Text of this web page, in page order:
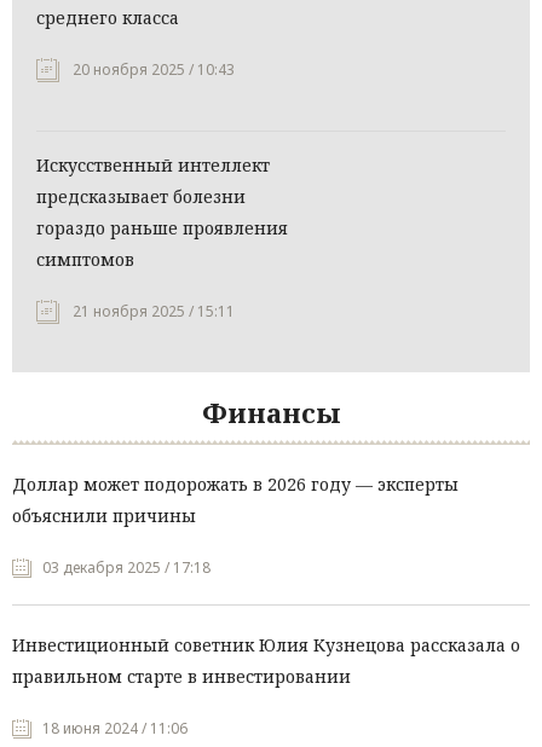
среднего класса
20 ноября 2025 / 10:43
Искусственный интеллект
предсказывает болезни
гораздо раньше проявления
симптомов
21 ноября 2025 / 15:11
Финансы
Доллар может подорожать в 2026 году — эксперты
объяснили причины
03 декабря 2025 / 17:18
Инвестиционный советник Юлия Кузнецова рассказала о
правильном старте в инвестировании
18 июня 2024 / 11:06